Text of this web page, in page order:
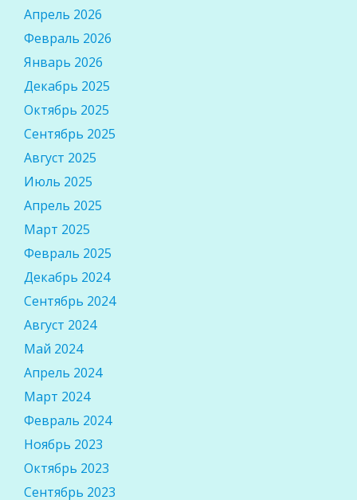
Апрель 2026
Февраль 2026
Январь 2026
Декабрь 2025
Октябрь 2025
Сентябрь 2025
Август 2025
Июль 2025
Апрель 2025
Март 2025
Февраль 2025
Декабрь 2024
Сентябрь 2024
Август 2024
Май 2024
Апрель 2024
Март 2024
Февраль 2024
Ноябрь 2023
Октябрь 2023
Сентябрь 2023